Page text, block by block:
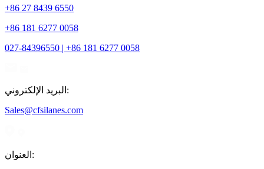
+86 27 8439 6550
+86 181 6277 0058
027-84396550 | +86 181 6277 0058
البريد الإلكتروني:
Sales@cfsilanes.com
العنوان: